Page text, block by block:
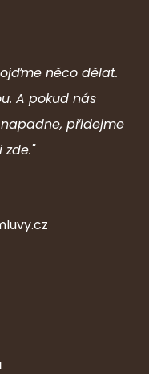
něco dělat.
A pokud nás
přidejme